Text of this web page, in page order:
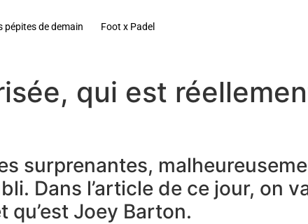
pépites de demain Foot x Padel
qui est
surprenantes,
Dans l’article de ce jour, on
Joey Barton.